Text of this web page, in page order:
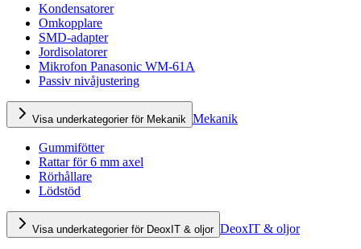
Kondensatorer
Omkopplare
SMD-adapter
Jordisolatorer
Mikrofon Panasonic WM-61A
Passiv nivåjustering
Visa underkategorier för Mekanik Mekanik
Gummifötter
Rattar för 6 mm axel
Rörhållare
Lödstöd
Visa underkategorier för DeoxIT & oljor DeoxIT & oljor